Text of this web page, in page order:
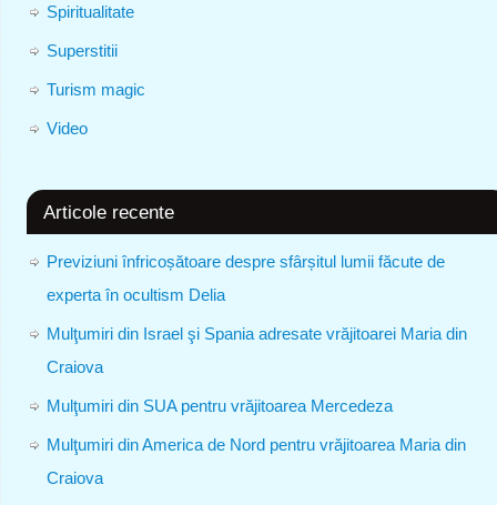
Spiritualitate
Superstitii
Turism magic
Video
Articole recente
Previziuni înfricoșătoare despre sfârșitul lumii făcute de
experta în ocultism Delia
Mulţumiri din Israel şi Spania adresate vrăjitoarei Maria din
Craiova
Mulţumiri din SUA pentru vrăjitoarea Mercedeza
Mulţumiri din America de Nord pentru vrăjitoarea Maria din
Craiova